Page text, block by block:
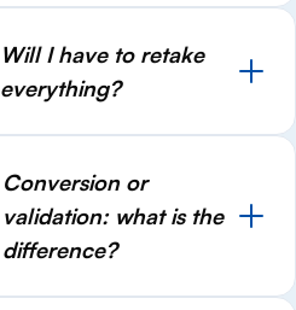
Will I have to retake
everything?
Conversion or
validation: what is the
difference?